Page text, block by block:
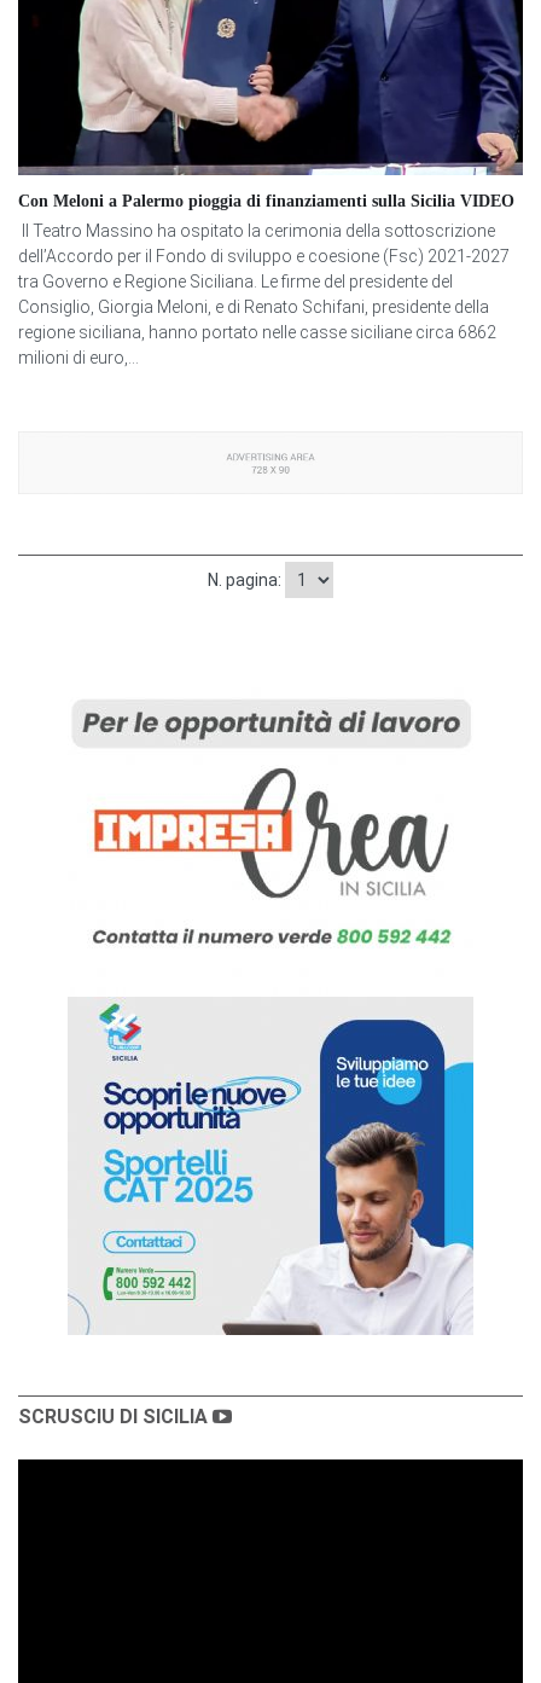
Con Meloni a Palermo pioggia di finanziamenti sulla Sicilia VIDEO
Il Teatro Massino ha ospitato la cerimonia della sottoscrizione
dell’Accordo per il Fondo di sviluppo e coesione (Fsc) 2021-2027
tra Governo e Regione Siciliana. Le firme del presidente del
Consiglio, Giorgia Meloni, e di Renato Schifani, presidente della
regione siciliana, hanno portato nelle casse siciliane circa 6862
milioni di euro,...
N. pagina:
SCRUSCIU DI SICILIA